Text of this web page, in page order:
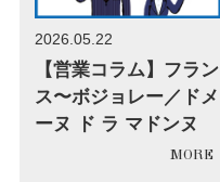
2026.05.22
【営業コラム】フラン
ス〜ボジョレー／ドメ
ーヌ ド ラ マドンヌ